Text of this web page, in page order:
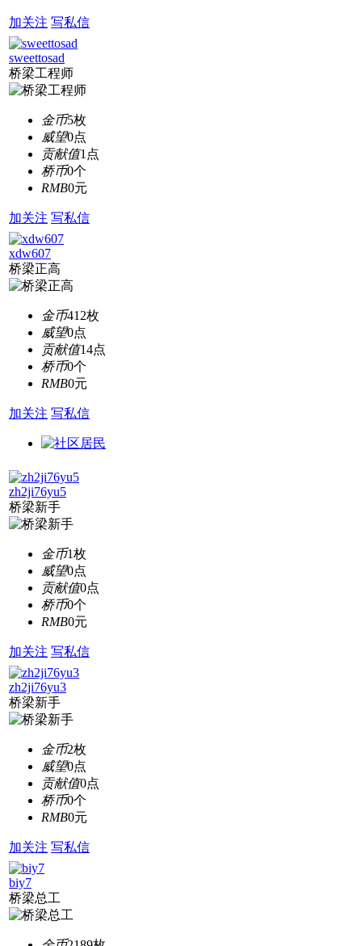
加关注 写私信
sweettosad
桥梁工程师
金币5枚
威望0点
贡献值1点
桥币0个
RMB0元
加关注 写私信
xdw607
桥梁正高
金币412枚
威望0点
贡献值14点
桥币0个
RMB0元
加关注 写私信
zh2ji76yu5
桥梁新手
金币1枚
威望0点
贡献值0点
桥币0个
RMB0元
加关注 写私信
zh2ji76yu3
桥梁新手
金币2枚
威望0点
贡献值0点
桥币0个
RMB0元
加关注 写私信
biy7
桥梁总工